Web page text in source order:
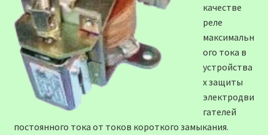
качестве
реле
максимальн
ого тока в
устройства
х защиты
электродви
гателей
постоянного тока от токов короткого замыкания.